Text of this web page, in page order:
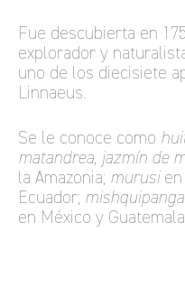
Fue descubierta en
explorador y
uno de los diecisiete
Linnaeus.
Se le conoce como
matandrea, jazmín de
la Amazonia; murusien
Ecuador; mishquipanga
en México y